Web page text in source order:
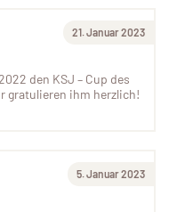
5. Januar 2023
21. Januar 2023
den KSJ – Cup des
gratulieren ihm herzlich!